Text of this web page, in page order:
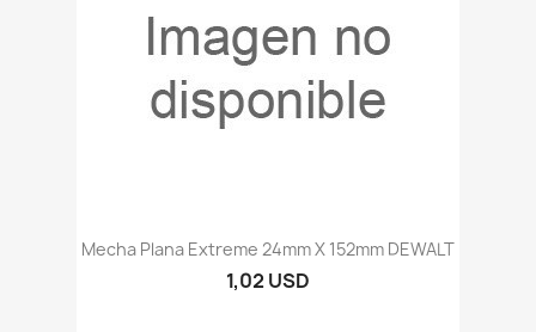
Mecha Plana Extreme 24mm X 152mm DEWALT
1,02 USD